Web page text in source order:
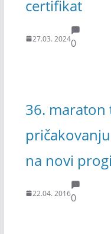
certifikat
27.03. 20240
36. maraton
na novi
22.04. 20160